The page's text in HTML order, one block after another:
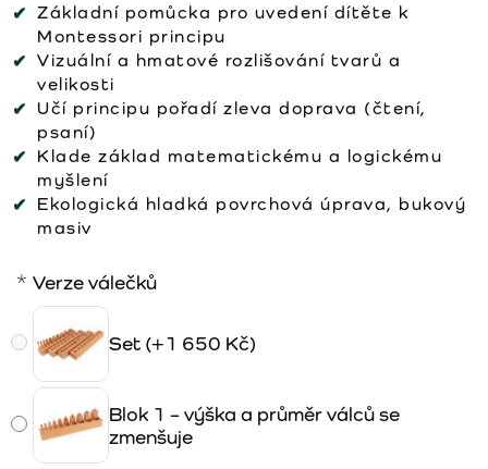
Základní pomůcka pro uvedení dítěte k
Montessori principu
Vizuální a hmatové rozlišování tvarů a
velikosti
Učí principu pořadí zleva doprava (čtení,
psaní)
Klade základ matematickému a logickému
myšlení
Ekologická hladká povrchová úprava, bukový
masiv
Verze válečků
Set (+1 650 Kč)
Blok 1 – výška a průměr válců se
zmenšuje